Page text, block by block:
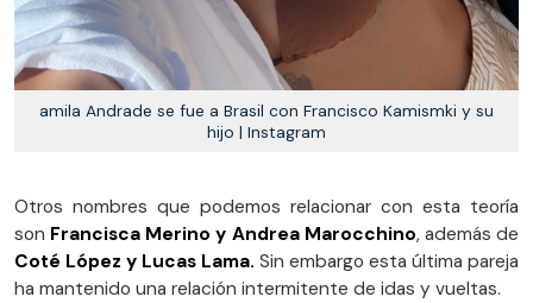
amila Andrade se fue a Brasil con Francisco Kamismki y su
hijo | Instagram
Otros nombres que podemos relacionar con esta teoría
son Francisca Merino y Andrea Marocchino, además de
Coté López y Lucas Lama. Sin embargo esta última pareja
ha mantenido una relación intermitente de idas y vueltas.